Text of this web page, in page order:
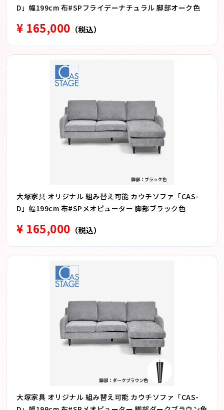
D」幅199cm 布#SPフライデーナチュラル 脚部オーク色
¥ 165,000 （税込）
大塚家具 オリジナル 組み替え可能 カウチソファ「CAS-
D」幅199cm 布#SPメオピューター 脚部ブラック色
¥ 165,000 （税込）
大塚家具 オリジナル 組み替え可能 カウチソファ「CAS-